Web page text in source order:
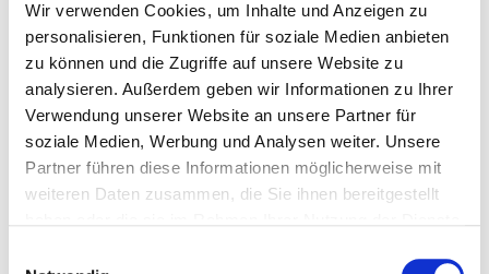
Wir verwenden Cookies, um Inhalte und Anzeigen zu
personalisieren, Funktionen für soziale Medien anbieten
zu können und die Zugriffe auf unsere Website zu
analysieren. Außerdem geben wir Informationen zu Ihrer
Verwendung unserer Website an unsere Partner für
soziale Medien, Werbung und Analysen weiter. Unsere
Partner führen diese Informationen möglicherweise mit
weiteren Daten zusammen, die Sie ihnen bereitgestellt
denen wir uns alle gegenseitig auf den aktuellen
Stand der Arbeit bringen. Wer steckt wo drinnen
und wie tief, wo braucht jemand eventuell Hilfe?
Ansonsten haben jeweils wir beide die
Projektleitung über die Projekte aufgeteilt und
machen das immer im Team. Wir besprechen die
anstehenden Arbeiten ein- bis zweimal